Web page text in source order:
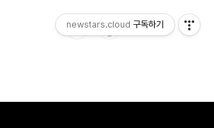
newstars.cloud 구독하기